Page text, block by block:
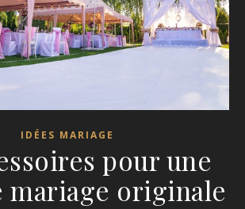
IDÉES MARIAGE
pour une
mariage originale